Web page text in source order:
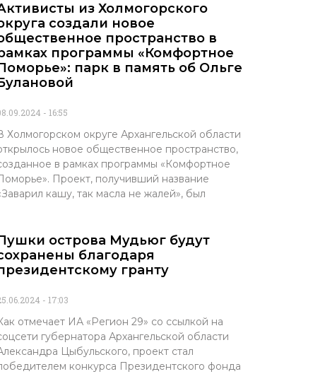
из Холмогорского
создали новое
пространство в
программы «Комфортное
парк в память об Ольге
16:55
Холмогорском округе Архангельской области
новое общественное пространство,
в рамках программы «Комфортное
Проект, получивший название
кашу, так масла не жалей», был
острова Мудьюг будут
благодаря
гранту
17:03
отмечает ИА «Регион 29» со ссылкой на
губернатора Архангельской области
Цыбульского, проект стал
конкурса Президентского фонда